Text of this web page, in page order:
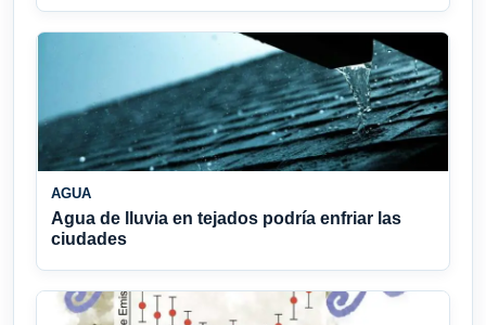
AGUA
Agua de lluvia en tejados podría enfriar las
ciudades